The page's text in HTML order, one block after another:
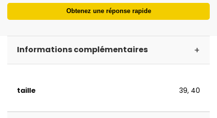
Obtenez une réponse rapide
Informations complémentaires +
taille 39, 40